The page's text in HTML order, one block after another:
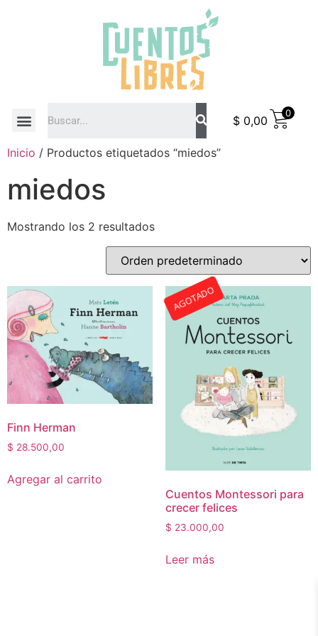
$ 0,00
0
Inicio / Productos etiquetados “miedos”
miedos
Mostrando los 2 resultados
Finn Herman
$ 28.500,00
Agregar al carrito
AGOTADO
Cuentos Montessori para
crecer felices
$ 23.000,00
Leer más